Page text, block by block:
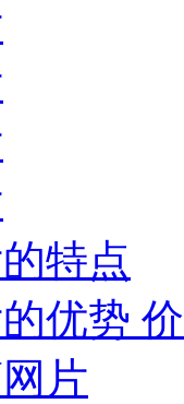
特点
优势
片